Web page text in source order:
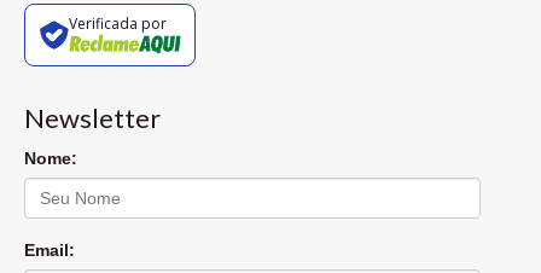
Verificada por
Newsletter
Nome:
Email: